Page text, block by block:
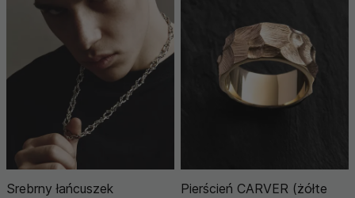
Srebrny łańcuszek
Pierścień CARVER (żółte